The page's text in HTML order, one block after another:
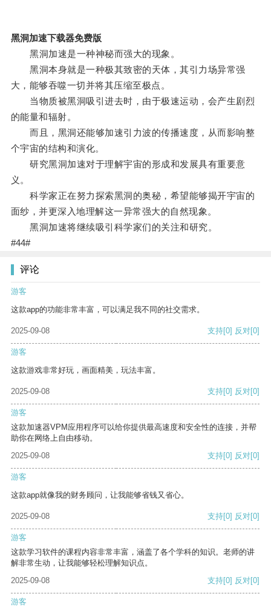
黑洞加速下载器免费版
黑洞加速是一种神秘而强大的现象。
黑洞本身就是一种极其致密的天体，其引力场异常强
大，能够吞噬一切并将其压缩至极点。
当物质被黑洞吸引进去时，由于极速运动，会产生剧烈
的能量和辐射。
而且，黑洞还能够加速引力波的传播速度，从而影响整
个宇宙的结构和演化。
研究黑洞加速对于理解宇宙的形成和发展具有重要意
义。
科学家正在努力探索黑洞的奥秘，希望能够揭开宇宙的
面纱，并更深入地理解这一异常强大的自然现象。
黑洞加速将继续吸引科学家们的关注和研究。
#44#
评论
游客
这款app的功能非常丰富，可以满足我不同的社交需求。
2025-09-08 支持[0] 反对[0]
游客
这款游戏非常好玩，画面精美，玩法丰富。
2025-09-08 支持[0] 反对[0]
游客
这款加速器VPM应用程序可以给你提供最高速度和安全性的连接，并帮
助你在网络上自由移动。
2025-09-08
支持[0] 反对[0]
游客
这款app就像我的财务顾问，让我能够省钱又省心。
2025-09-08 支持[0] 反对[0]
游客
这款学习软件的课程内容非常丰富，涵盖了各个学科的知识。老师的讲
解非常生动，让我能够轻松理解知识点。
2025-09-08
支持[0] 反对[0]
游客